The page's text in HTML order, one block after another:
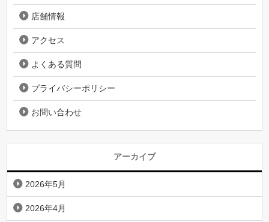
店舗情報
アクセス
よくある質問
プライバシーポリシー
お問い合わせ
アーカイブ
2026年5月
2026年4月